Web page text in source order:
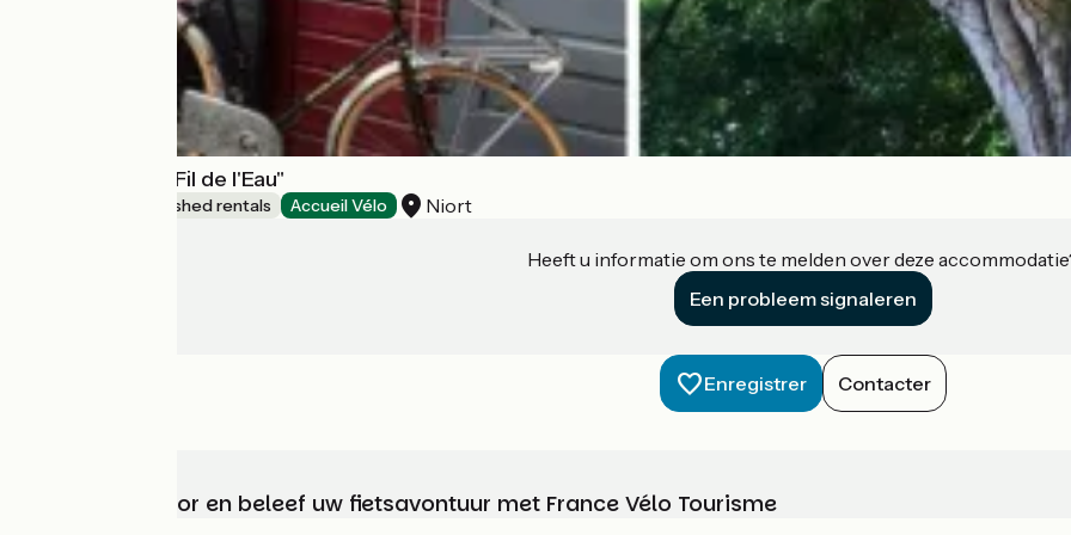
Tiny House "Au Fil de l'Eau"
Lodgings and furnished rentals Accueil Vélo Niort
Heeft u informatie om ons te melden over deze
Een probleem signaleren
Enregistrer Contacter
Kies, bereid voor en beleef uw fietsavontuur met France Vélo Tourisme